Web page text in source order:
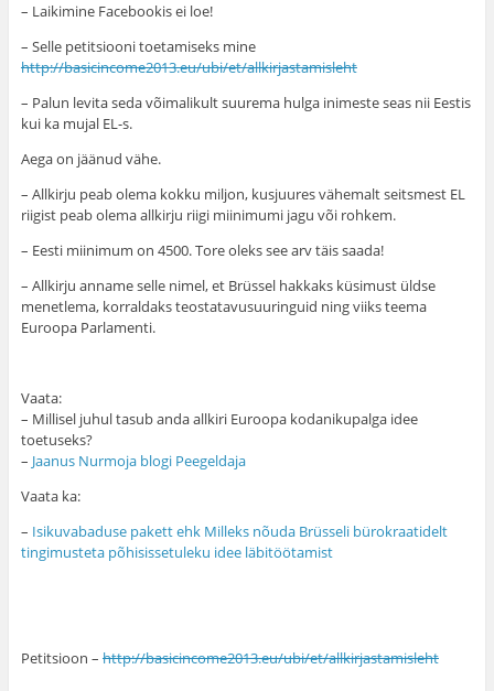
– Laikimine Facebookis ei loe!
– Selle petitsiooni toetamiseks mine
http://basicincome2013.eu/ubi/et/allkirjastamisleht
– Palun levita seda võimalikult suurema hulga inimeste seas nii Eestis
kui ka mujal EL-s.
Aega on jäänud vähe.
– Allkirju peab olema kokku miljon, kusjuures vähemalt seitsmest EL
riigist peab olema allkirju riigi miinimumi jagu või rohkem.
– Eesti miinimum on 4500. Tore oleks see arv täis saada!
– Allkirju anname selle nimel, et Brüssel hakkaks küsimust üldse
menetlema, korraldaks teostatavusuuringuid ning viiks teema
Euroopa Parlamenti.
Vaata:
– Millisel juhul tasub anda allkiri Euroopa kodanikupalga idee
toetuseks?
– Jaanus Nurmoja blogi Peegeldaja
Vaata ka:
– Isikuvabaduse pakett ehk Milleks nõuda Brüsseli bürokraatidelt
tingimusteta põhisissetuleku idee läbitöötamist
Petitsioon – http://basicincome2013.eu/ubi/et/allkirjastamisleht